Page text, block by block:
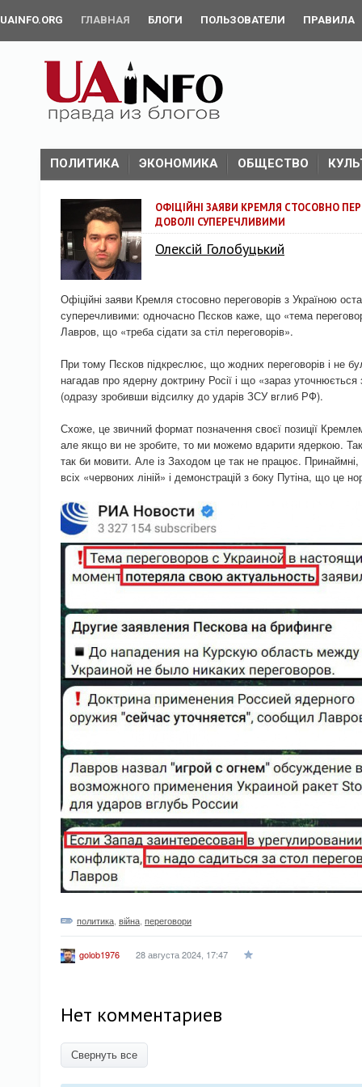
UAINFO.ORG ГЛАВНАЯ БЛОГИ ПОЛЬЗОВАТЕЛИ ПРАВИЛА
ПОЛИТИКА ЭКОНОМИКА ОБЩЕСТВО
ОФІЦІЙНІ ЗАЯВИ КРЕМЛЯ СТОСОВНО
ДОВОЛІ СУПЕРЕЧЛИВИМИ
Олексій Голобуцький
Офіційні заяви Кремля стосовно переговорів з Україною
суперечливими: одночасно Пєсков каже, що «тема
Лавров, що «треба сідати за стіл переговорів».
При тому Пєсков підкреслює, що жодних переговорів і не
нагадав про ядерну доктрину Росії і що «зараз уточнюється
(одразу зробивши відсилку до ударів ЗСУ вглиб РФ).
Схоже, це звичний формат позначення своєї позиції
але якщо ви не зробите, то ми можемо вдарити ядеркою.
так би мовити. Але із Заходом це так не працює.
всіх «червоних ліній» і демонстрацій з боку Путіна, що це
политика війна переговори
golob1976 28 августа 2024, 17:47
Нет комментариев
Свернуть все